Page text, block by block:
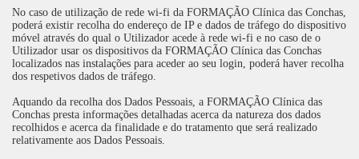
No caso de utilização de rede wi-fi da FORMAÇÃO Clínica das Conchas,
poderá existir recolha do endereço de IP e dados de tráfego do dispositivo
móvel através do qual o Utilizador acede à rede wi-fi e no caso de o
Utilizador usar os dispositivos da FORMAÇÃO Clínica das Conchas
localizados nas instalações para aceder ao seu login, poderá haver recolha
dos respetivos dados de tráfego.
Aquando da recolha dos Dados Pessoais, a FORMAÇÃO Clínica das
Conchas presta informações detalhadas acerca da natureza dos dados
recolhidos e acerca da finalidade e do tratamento que será realizado
relativamente aos Dados Pessoais.